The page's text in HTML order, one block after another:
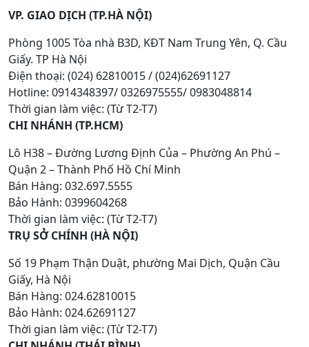
VP. GIAO DỊCH (TP.HÀ NỘI)
Phòng 1005 Tòa nhà B3D, KĐT Nam Trung Yên, Q. Cầu
Giấy. TP Hà Nội
Điện thoại: (024) 62810015 / (024)62691127
Hotline: 0914348397/ 0326975555/ 0983048814
Thời gian làm việc: (Từ T2-T7)
CHI NHÁNH (TP.HCM)
Lô H38 – Đường Lương Định Của – Phường An Phú –
Quận 2 – Thành Phố Hồ Chí Minh
Bán Hàng: 032.697.5555
Bảo Hành: 0399604268
Thời gian làm việc: (Từ T2-T7)
TRỤ SỞ CHÍNH (HÀ NỘI)
Số 19 Phạm Thận Duật, phường Mai Dịch, Quận Cầu
Giấy, Hà Nội
Bán Hàng: 024.62810015
Bảo Hành: 024.62691127
Thời gian làm việc: (Từ T2-T7)